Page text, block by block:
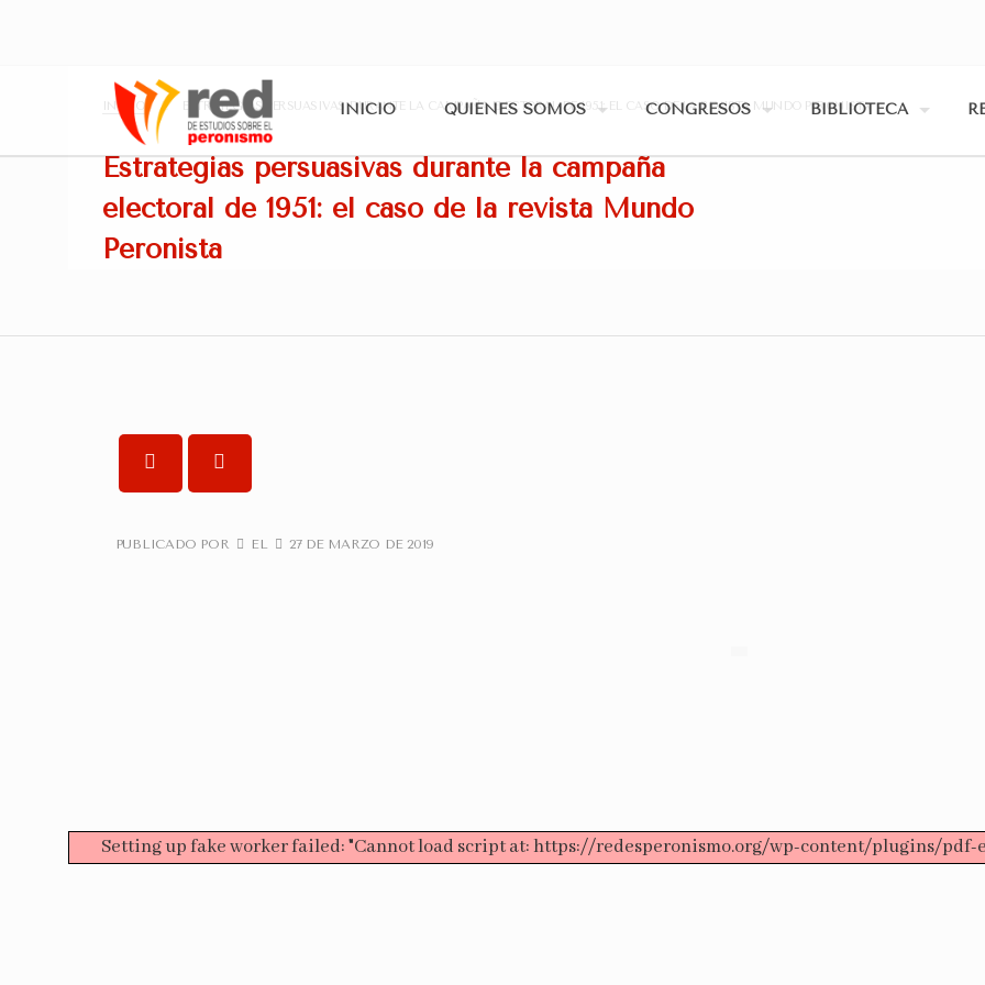
INICIO QUIÉNES SOMOS CONGRESOS BIBLIOTECA
Estrategias persuasivas durante la campaña
electoral de 1951: el caso de la revista Mundo
Peronista
INICIO ESTRATEGIAS PERSUASIVAS DURANTE LA CAMPAÑA ELECTORAL DE 1951: EL CASO DE LA REVISTA MUNDO PERONISTA
PUBLICADO POR EL 27 DE MARZO DE 2019
Setting up fake worker failed: "Cannot load script at: https://redesperonismo.org/wp-content/plugins/